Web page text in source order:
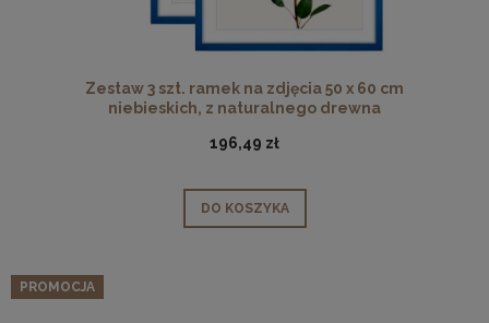
Zestaw 3 szt. ramek na zdjęcia 50 x 60 cm
niebieskich, z naturalnego drewna
196,49 zł
DO KOSZYKA
PROMOCJA